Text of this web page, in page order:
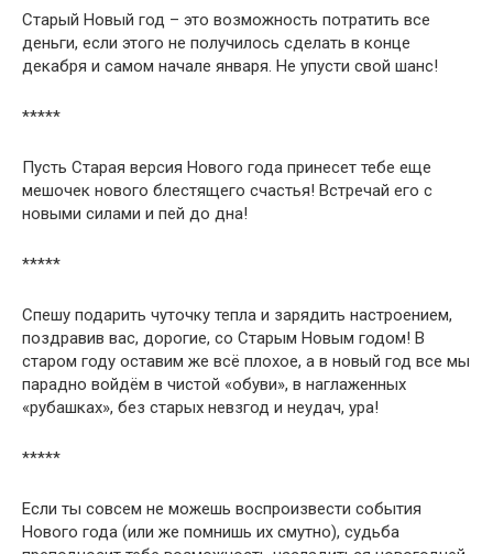
Старый Новый год – это возможность потратить все
деньги, если этого не получилось сделать в конце
декабря и самом начале января. Не упусти свой шанс!
*****
Пусть Старая версия Нового года принесет тебе еще
мешочек нового блестящего счастья! Встречай его с
новыми силами и пей до дна!
*****
Спешу подарить чуточку тепла и зарядить настроением,
поздравив вас, дорогие, со Старым Новым годом! В
старом году оставим же всё плохое, а в новый год все мы
парадно войдём в чистой «обуви», в наглаженных
«рубашках», без старых невзгод и неудач, ура!
*****
Если ты совсем не можешь воспроизвести события
Нового года (или же помнишь их смутно), судьба